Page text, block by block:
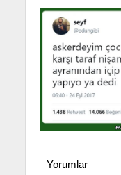
Yorumlar